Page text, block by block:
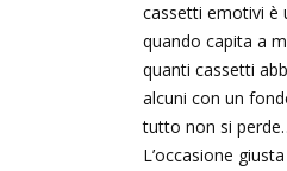
cassetti emotivi è
quando capita a
quanti cassetti
alcuni con un
tutto non si
L’occasione